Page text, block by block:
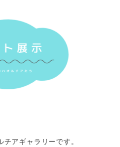
アギャラリーです。